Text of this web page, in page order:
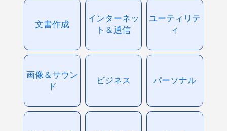
文書作成
インターネッ
ト＆通信
ユーティリテ
ィ
画像＆サウン
ド
ビジネス パーソナル